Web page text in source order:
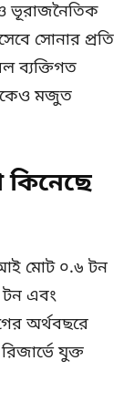
ভূরাজনৈতিক
সোনার প্রতি
ব্যক্তিগত
মজুত
মোট ০.৬ টন
এবং
অর্থবছরে
যুক্ত